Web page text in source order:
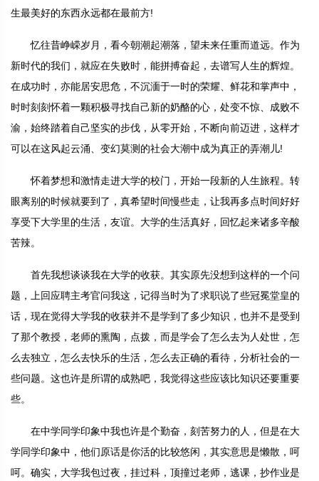
生最美好的东西永远都在最前方!
忆往昔峥嵘岁月，看今朝潮起潮落，望未来任重而道远。作为
新时代的我们，就应在失败时，能拼搏奋起，去谱写人生的辉煌。
在成功时，亦能居安思危，不沉湎于一时的荣耀、鲜花和掌声中，
时时刻刻怀着一颗积极寻找自己新的奶酪的心，处变不惊、成败不
渝，始终踏着自己坚实的步伐，从零开始，不断向前迈进，这样才
可以在这风起云涌、变幻莫测的社会大潮中成为真正的弄潮儿!
怀着梦想和激情走进大学的校门，开始一段新的人生旅程。转
眼离别的时候就要到了，真希望时间慢些走，让我再多点时间好好
享受下大学里的生活，友谊。大学的生活真好，回忆起来诸多辛酸
苦辣。
首先我想谈谈我在大学的收获。其实原先没想到这样的一个问
题，上回应聘主考官问我这，记得当时为了求职说了些冠冕堂皇的
话，现在觉得大学我的收获并不是学到了多少知识，也并不是受到
了那个教授，老师的熏陶，点拨，而是学会了怎么去为人处世，怎
么去独立，怎么去快乐的生活，怎么去正确的看待，分析社会的一
些问题。这也许是所谓的成熟吧，我觉得这些应该比知识还要重要
些。
在中学同学印象中我也许是个勤奋，刻苦努力的人，但是在大
学同学印象中，他们原话是你活的比较悠闲，其实意思是懒散，呵
呵。确实，大学我包过夜，挂过科，顶撞过老师，逃课，抄作业是